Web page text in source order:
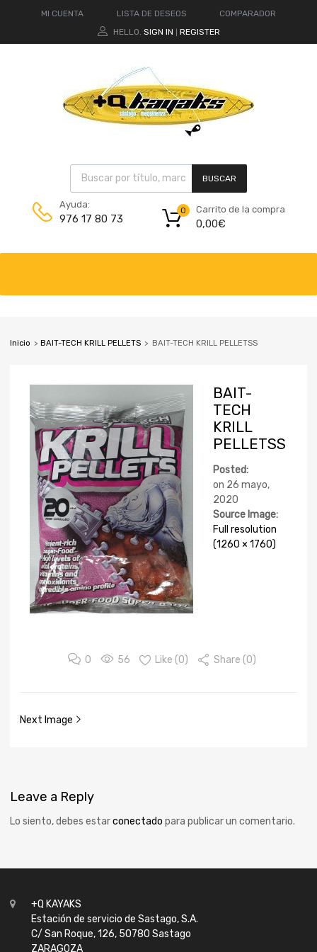
MI CUENTA LISTA DE DESEOS
COMPARADOR
HELLO. SIGN IN REGISTER
BUSCAR
Ayuda:
976 17 80 73
Carrito de la compra
0,00€
0
Inicio > BAIT-TECH KRILL PELLETS > BAIT-TECH KRILL PELLETSS
BAIT-
TECH
KRILL
PELLETSS
Posted:
on 26 mayo,
2020
Source Image:
Full resolution
(1260 × 1760)
0 56 Like (0) Share (0)
Next Image
Leave a Reply
Lo siento, debes estarconectado para publicar un comentario.
+Q KAYAKS
Estación de servicio de Sastago, S.A.
C/ San Roque, 126, 50780 Sastago
ZARAGOZA